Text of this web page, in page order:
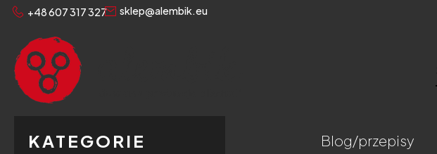
+48 607 317 327 sklep@alembik.eu
KATEGORIE blog/przepisy